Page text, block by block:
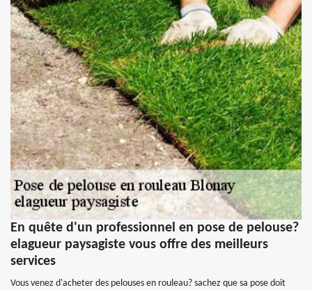
En quête d'un professionnel en pose de pelouse?
elagueur paysagiste vous offre des meilleurs
services
Vous venez d'acheter des pelouses en rouleau? sachez que sa pose doit